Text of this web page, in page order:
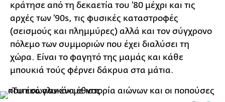
κράτησε από τη δεκαετία του ’80 μέχρι και τις
αρχές των ’90s, τις φυσικές καταστροφές
(σεισμούς και πλημμύρες) αλλά και τον σύγχρονο
πόλεμο των συμμοριών που έχει διαλύσει τη
χώρα. Είναι το φαγητό της μαμάς και κάθε
μπουκιά τούς φέρνει δάκρυα στα μάτια.